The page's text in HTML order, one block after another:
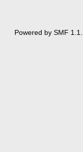
Powered by SMF